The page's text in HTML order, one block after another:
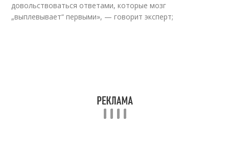
довольствоваться ответами, которые мозг
„выплевывает“ первыми», — говорит эксперт;